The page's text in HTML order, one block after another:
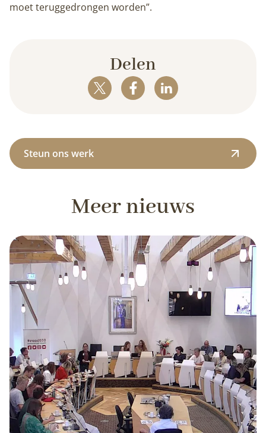
moet teruggedrongen worden”.
Delen
Steun ons werk
Meer nieuws